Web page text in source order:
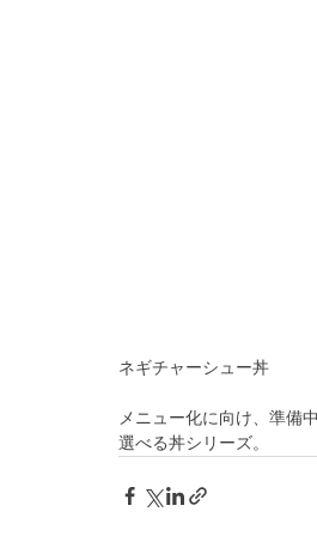
ネギチャーシュー丼
メニュー化に向け、準備
選べる丼シリーズ。